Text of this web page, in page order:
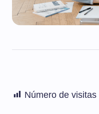
Número de visitas